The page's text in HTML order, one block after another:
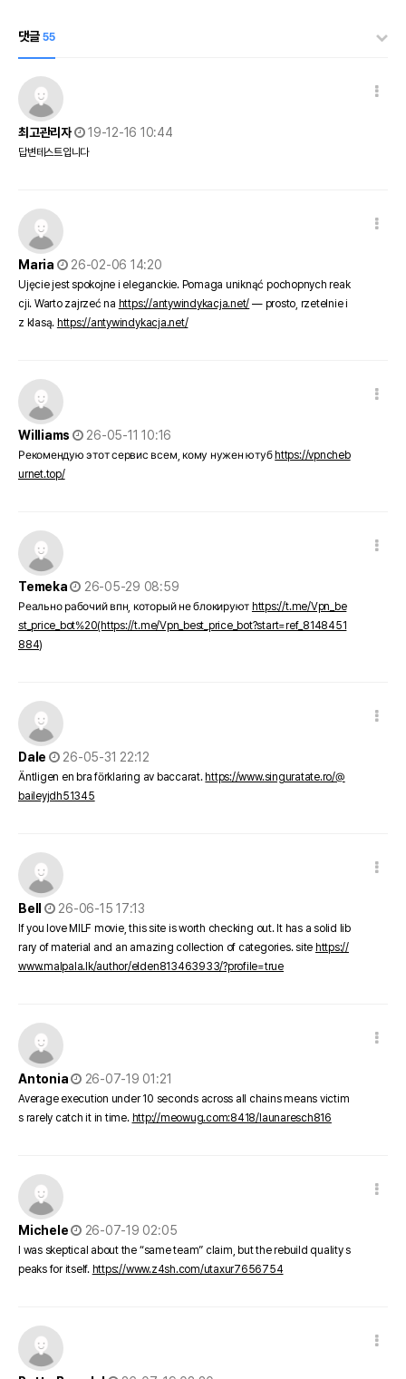
댓글 55
최고관리자
작성일
19-12-16 10:44
답변테스트입니다
Maria
작성일
26-02-06 14:20
Ujęcie jest spokojne i eleganckie. Pomaga uniknąć pochopnych reak
cji. Warto zajrzeć na https://antywindykacja.net/ — prosto, rzetelnie i
z klasą. https://antywindykacja.net/
Williams
작성일
26-05-11 10:16
Рекомендую этот сервис всем, кому нужен ютуб https://vpncheb
urnet.top/
Temeka
작성일
26-05-29 08:59
Реально рабочий впн, который не блокируют https://t.me/Vpn_be
st_price_bot%20(https://t.me/Vpn_best_price_bot?start=ref_8148451
884)
Dale
작성일
26-05-31 22:12
Äntligen en bra förklaring av baccarat. https://www.singuratate.ro/@
baileyjdh51345
Bell
작성일
26-06-15 17:13
If you love MILF movie, this site is worth checking out. It has a solid lib
rary of material and an amazing collection of categories. site https://
www.malpala.lk/author/elden813463933/?profile=true
Antonia
작성일
26-07-19 01:21
Average execution under 10 seconds across all chains means victim
s rarely catch it in time. http://meowug.com:8418/launaresch816
Michele
작성일
26-07-19 02:05
I was skeptical about the “same team” claim, but the rebuild quality s
peaks for itself. https://www.z4sh.com/utaxur7656754
작성일